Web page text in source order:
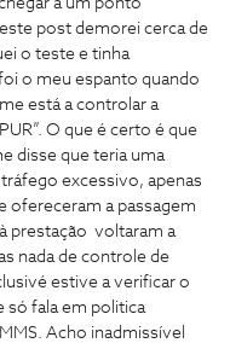
a um ponto
post demorei cerca de
o teste e tinha
o meu espanto quando
está a controlar a
O que é certo é que
disse que teria uma
excessivo, apenas
ofereceram a passagem
prestação voltaram a
nada de controle de
estive a verificar o
só fala em politica
Acho inadmissível